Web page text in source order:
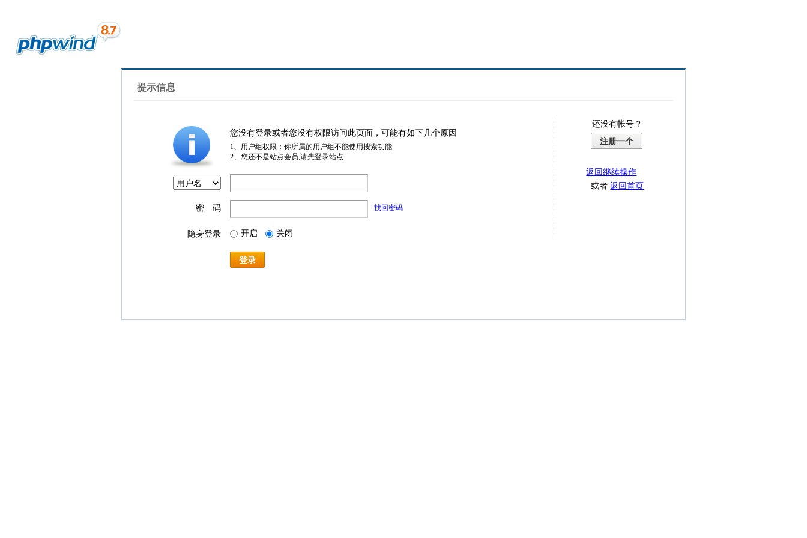
提示信息
您没有登录或者您没有权限访问此页面，可能有如下几个原因
1、用户组权限：你所属的用户组不能使用搜索功能
2、您还不是站点会员,请先登录站点
密 码 找回密码
隐身登录 开启 关闭
登录
还没有帐号？
注册一个
返回继续操作
或者返回首页